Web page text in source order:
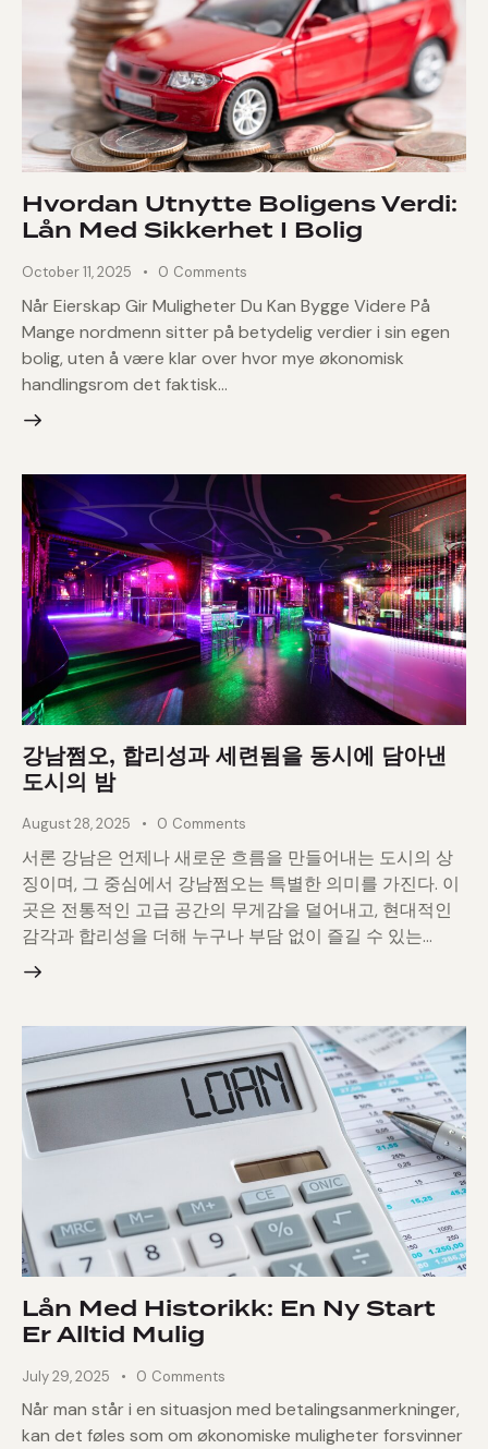
Hvordan Utnytte Boligens Verdi:
Lån Med Sikkerhet I Bolig
October 11, 2025 0 Comments
Når Eierskap Gir Muligheter Du Kan Bygge Videre På
Mange nordmenn sitter på betydelig verdier i sin egen
bolig, uten å være klar over hvor mye økonomisk
handlingsrom det faktisk…
강남쩜오, 합리성과 세련됨을 동시에 담아낸
도시의 밤
August 28, 2025 0 Comments
서론 강남은 언제나 새로운 흐름을 만들어내는 도시의 상
징이며, 그 중심에서 강남쩜오는 특별한 의미를 가진다. 이
곳은 전통적인 고급 공간의 무게감을 덜어내고, 현대적인
감각과 합리성을 더해 누구나 부담 없이 즐길 수 있는…
Lån Med Historikk: En Ny Start
Er Alltid Mulig
July 29, 2025 0 Comments
Når man står i en situasjon med betalingsanmerkninger,
kan det føles som om økonomiske muligheter forsvinner